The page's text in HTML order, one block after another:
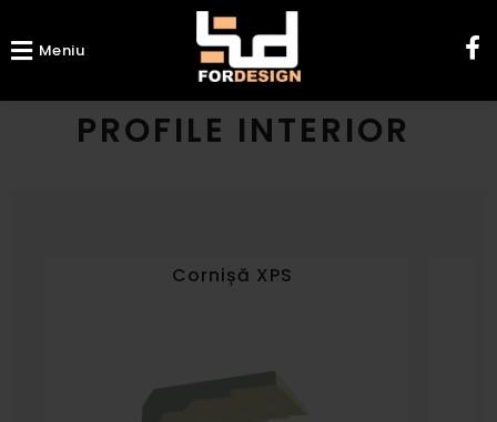
Meniu
PROFILE INTERIOR
Cornișă XPS